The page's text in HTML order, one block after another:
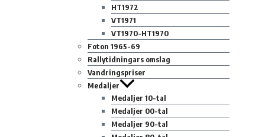
HT1972
VT1971
VT1970-HT1970
Foton 1965-69
Rallytidningars omslag
Vandringspriser
Medaljer
Medaljer 10-tal
Medaljer 00-tal
Medaljer 90-tal